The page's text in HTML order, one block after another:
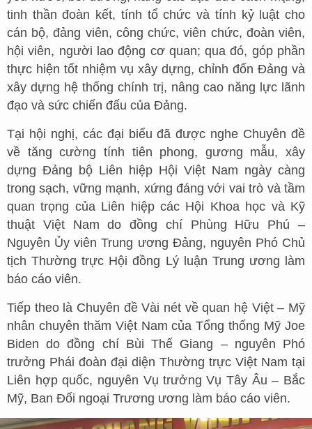
tinh thần đoàn kết, tính tổ chức và tính kỷ luật cho
cán bộ, đảng viên, công chức, viên chức, đoàn viên,
hội viên, người lao động cơ quan; qua đó, góp phần
thực hiện tốt nhiệm vụ xây dựng, chỉnh đốn Đảng và
xây dựng hệ thống chính trị, nâng cao năng lực lãnh
đạo và sức chiến đấu của Đảng.
Tại hội nghị, các đại biểu đã được nghe Chuyên đề
về tăng cường tính tiên phong, gương mẫu, xây
dựng Đảng bộ Liên hiệp Hội Việt Nam ngày càng
trong sạch, vững mạnh, xứng đáng với vai trò và tầm
quan trọng của Liên hiệp các Hội Khoa học và Kỹ
thuật Việt Nam do đồng chí Phùng Hữu Phú –
Nguyên Ủy viên Trung ương Đảng, nguyên Phó Chủ
tịch Thường trực Hội đồng Lý luận Trung ương làm
báo cáo viên.
Tiếp theo là Chuyên đề Vài nét về quan hệ Việt – Mỹ
nhân chuyên thăm Việt Nam của Tổng thống Mỹ Joe
Biden do đồng chí Bùi Thế Giang – nguyên Phó
trưởng Phái đoàn đại diện Thường trực Việt Nam tại
Liên hợp quốc, nguyên Vụ trưởng Vụ Tây Âu – Bắc
Mỹ, Ban Đối ngoại Trương ương làm báo cáo viên.